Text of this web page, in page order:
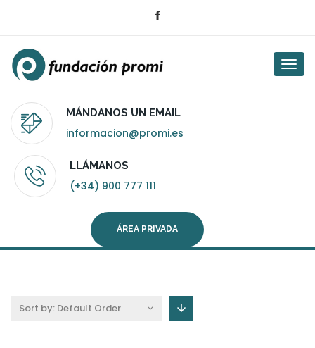
MÁNDANOS UN EMAIL
informacion@promi.es
LLÁMANOS
(+34) 900 777 111
ÁREA PRIVADA
Sort by: Default Order